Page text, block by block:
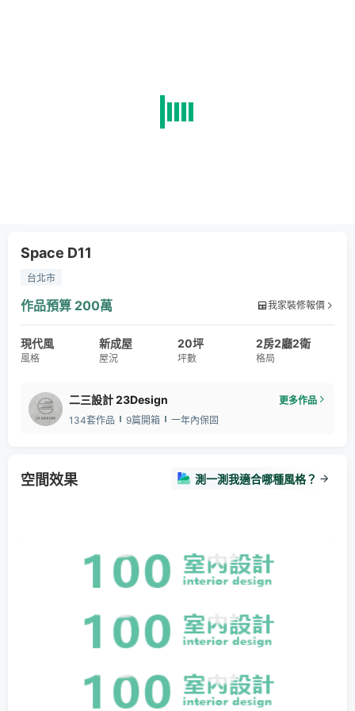
Space D11
台北市
作品預算 200萬 我家裝修報價
現代風
風格
新成屋
屋況
20坪
坪數
2房2廳2衛
格局
二三設計 23Design
更多作品
134套作品
9篇開箱 一年內保固
空間效果 測一測我適合哪種風格？